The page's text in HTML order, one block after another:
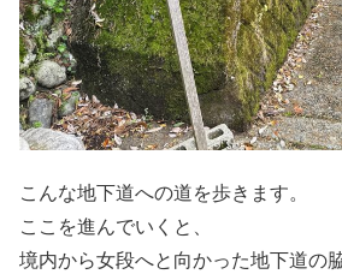
こんな地下道への道を歩きます。
ここを進んでいくと、
境内から女段へと向かった地下道の